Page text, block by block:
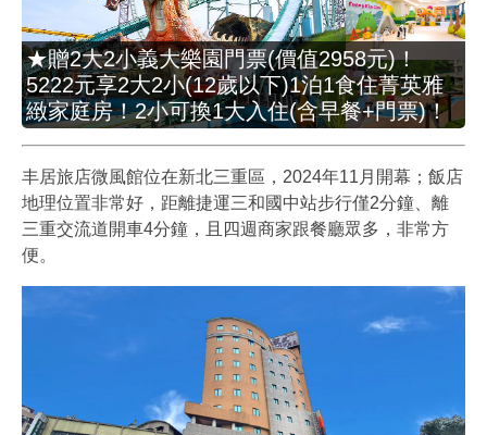
★贈2大2小義大樂園門票(價值2958元)！
5222元享2大2小(12歲以下)1泊1食住菁英雅
緻家庭房！2小可換1大入住(含早餐+門票)！
丰居旅店微風館位在新北三重區，2024年11月開幕；飯店
地理位置非常好，距離捷運三和國中站步行僅2分鐘、離
三重交流道開車4分鐘，且四週商家跟餐廳眾多，非常方
便。